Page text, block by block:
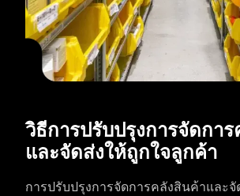
วิธีการปรับปรุงการจัดกา
และจัดส่งให้ถูกใจลูกค้า
การปรับปรุงการจัดการคลังสินค้าและ